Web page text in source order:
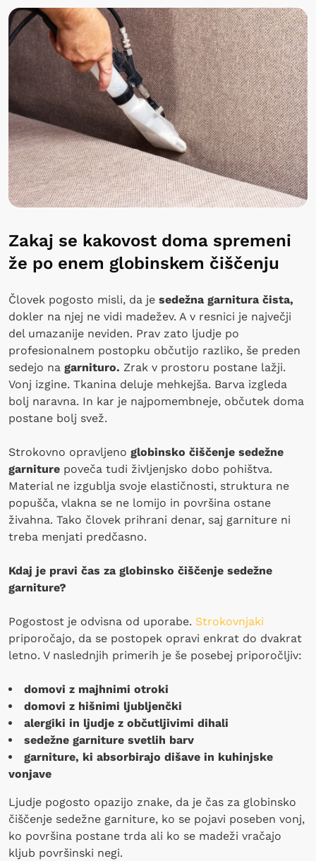
Zakaj se kakovost doma spremeni
že po enem globinskem čiščenju
Človek pogosto misli, da je sedežna garnitura čista,
dokler na njej ne vidi madežev. A v resnici je največji
del umazanije neviden. Prav zato ljudje po
profesionalnem postopku občutijo razliko, še preden
sedejo na garnituro. Zrak v prostoru postane lažji.
Vonj izgine. Tkanina deluje mehkejša. Barva izgleda
bolj naravna. In kar je najpomembneje, občutek doma
postane bolj svež.
Strokovno opravljeno globinsko čiščenje sedežne
garniture poveča tudi življenjsko dobo pohištva.
Material ne izgublja svoje elastičnosti, struktura ne
popušča, vlakna se ne lomijo in površina ostane
živahna. Tako človek prihrani denar, saj garniture ni
treba menjati predčasno.
Kdaj je pravi čas za globinsko čiščenje sedežne
garniture?
Pogostost je odvisna od uporabe. Strokovnjaki
priporočajo, da se postopek opravi enkrat do dvakrat
letno. V naslednjih primerih je še posebej priporočljiv:
domovi z majhnimi otroki
domovi z hišnimi ljubljenčki
alergiki in ljudje z občutljivimi dihali
sedežne garniture svetlih barv
garniture, ki absorbirajo dišave in kuhinjske
vonjave
Ljudje pogosto opazijo znake, da je čas za globinsko
čiščenje sedežne garniture, ko se pojavi poseben vonj,
ko površina postane trda ali ko se madeži vračajo
kljub površinski negi.